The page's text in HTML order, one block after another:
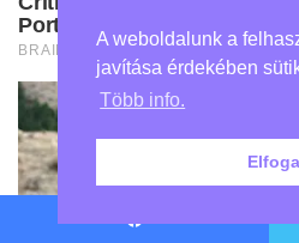
A weboldalunk a
javítása érdekében
Több info.